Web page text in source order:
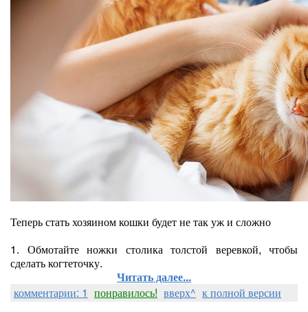
Теперь стать хозяином кошки будет не так уж и сложно
1. Обмотайте ножки столика толстой веревкой, чтобы
сделать когтеточку.
Читать далее...
комментарии: 1 понравилось! вверх^ к полной версии